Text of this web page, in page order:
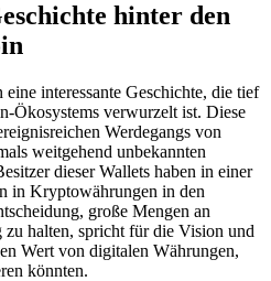
hinter den
interessante Geschichte, die tief
Ökosystems verwurzelt ist. Diese
Werdegangs von
weitgehend unbekannten
dieser Wallets haben in einer
in Kryptowährungen in den
große Mengen an
halten, spricht für die Vision und
Wert von digitalen Währungen,
könnten.